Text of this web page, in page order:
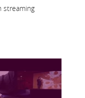
streaming